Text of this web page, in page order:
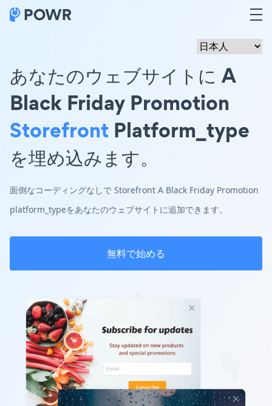
あなたのウェブサイトに A
Black Friday Promotion
Storefront Platform_type
を埋め込みます。
面倒なコーディングなしで Storefront A Black Friday Promotion
platform_typeをあなたのウェブサイトに追加できます。
無料で始める